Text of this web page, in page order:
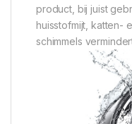
product, bij juist
huisstofmijt, katten-
schimmels